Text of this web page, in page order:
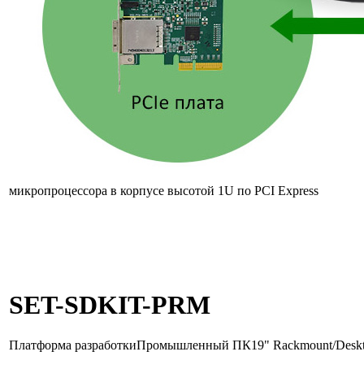
микропроцессора в корпусе высотой 1U по PCI Express
SET-SDKIT-PRM
Платформа разработкиПромышленный ПК19" Rackmount/